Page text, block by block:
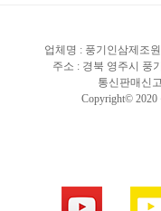
업체명 : 풍기인삼제조
주소 : 경북 영주시 풍
통신판매신
Copyright© 2020